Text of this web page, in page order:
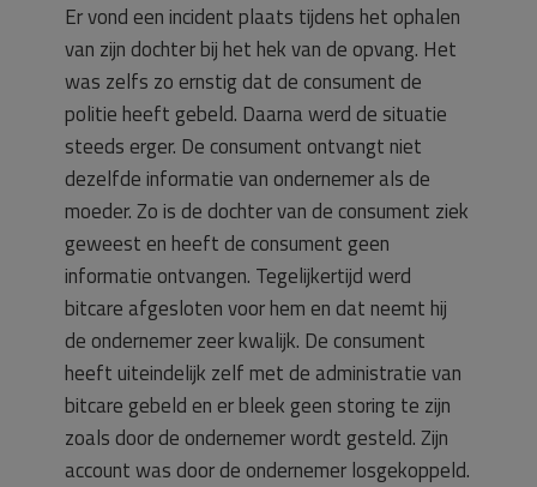
Er vond een incident plaats tijdens het ophalen
van zijn dochter bij het hek van de opvang. Het
was zelfs zo ernstig dat de consument de
politie heeft gebeld. Daarna werd de situatie
steeds erger. De consument ontvangt niet
dezelfde informatie van ondernemer als de
moeder. Zo is de dochter van de consument ziek
geweest en heeft de consument geen
informatie ontvangen. Tegelijkertijd werd
bitcare afgesloten voor hem en dat neemt hij
de ondernemer zeer kwalijk. De consument
heeft uiteindelijk zelf met de administratie van
bitcare gebeld en er bleek geen storing te zijn
zoals door de ondernemer wordt gesteld. Zijn
account was door de ondernemer losgekoppeld.